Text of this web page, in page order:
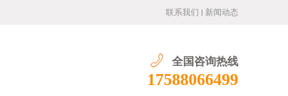
联系我们 新闻动态
全国咨询热线
17588066499